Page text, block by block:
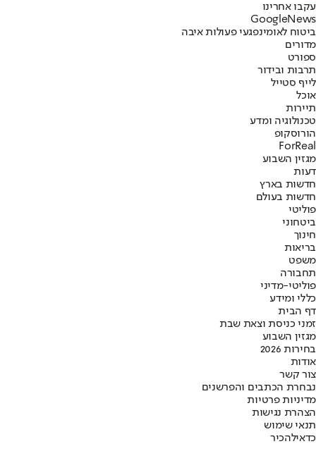
עקבו אחרינו
Googl eNews
ביטוח לאומינפגעי פעולות איבה
מדורים
ספורט
תרבות ובידור
לייף סטייל
אוכל
תיירות
טכנולוגיה ומדע
הורוסקופ
ForReal
מגזין השבוע
דעות
חדשות בארץ
חדשות בעולם
פוליטי
ביטחוני
חינוך
בריאות
משפט
תחבורה
פוליטי-מדיני
כללי ומידע
דף הבית
זמני כניסת וצאת שבת
מגזין השבוע
בחירות 2026
אודות
צור קשר
נבחרת הכתבים והפרשנים
מדיניות פרטיות
הצהרת נגישות
תנאי שימוש
כדאילהכיר